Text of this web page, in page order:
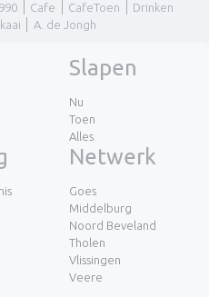
Cafe CafeToen
Drinken
A. de Jongh
Slapen
Nu
Toen
Alles
Netwerk
Goes
Middelburg
Noord Beveland
Tholen
Vlissingen
Veere